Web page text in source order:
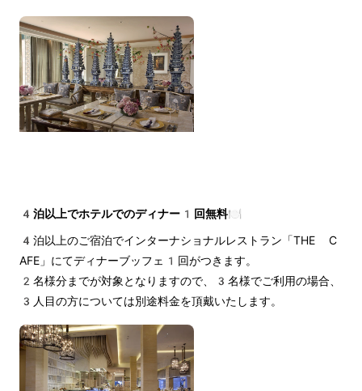
4泊以上でホテルでのディナー1回無料🍽️
4泊以上のご宿泊でインターナショナルレストラン「THE C
AFE」にてディナーブッフェ1回がつきます。
2名様分までが対象となりますので、3名様でご利用の場合、
3人目の方については別途料金を頂戴いたします。